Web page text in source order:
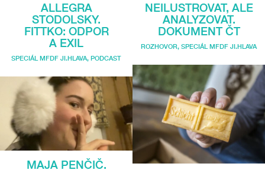
ALLEGRA
STODOLSKY.
FITTKO: ODPOR
A EXIL
SPECIÁL MFDF JI.HLAVA, PODCAST
MAJA PENČIČ.
NEILUSTROVAT, ALE
ANALYZOVAT.
DOKUMENT ČT
ROZHOVOR, SPECIÁL MFDF JI.HLAVA